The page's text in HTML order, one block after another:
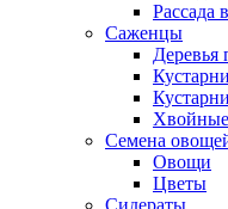
Рассада
Саженцы
Деревья
Хвойные
Семена
Овощи
Цветы
Сидераты